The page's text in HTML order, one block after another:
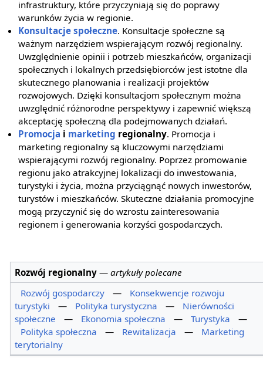
infrastruktury, które przyczyniają się do poprawy
warunków życia w regionie.
Konsultacje społeczne. Konsultacje społeczne są
ważnym narzędziem wspierającym rozwój regionalny.
Uwzględnienie opinii i potrzeb mieszkańców, organizacji
społecznych i lokalnych przedsiębiorców jest istotne dla
skutecznego planowania i realizacji projektów
rozwojowych. Dzięki konsultacjom społecznym można
uwzględnić różnorodne perspektywy i zapewnić większą
akceptację społeczną dla podejmowanych działań.
Promocja i marketing regionalny. Promocja i
marketing regionalny są kluczowymi narzędziami
wspierającymi rozwój regionalny. Poprzez promowanie
regionu jako atrakcyjnej lokalizacji do inwestowania,
turystyki i życia, można przyciągnąć nowych inwestorów,
turystów i mieszkańców. Skuteczne działania promocyjne
mogą przyczynić się do wzrostu zainteresowania
regionem i generowania korzyści gospodarczych.
Rozwój regionalny —artykuły polecane
Rozwój gospodarczy
—
Konsekwencje rozwoju
turystyki
— Polityka turystyczna —
Nierówności
społeczne
— Ekonomia społeczna — Turystyka
—
Polityka społeczna
— Rewitalizacja —
Marketing
terytorialny